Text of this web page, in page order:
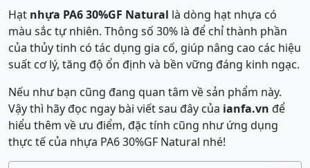
Hạt nhựa PA6 30%GF Natural là dòng hạt nhựa có
màu sắc tự nhiên. Thông số 30% là để chỉ thành phần
của thủy tinh có tác dụng gia cố, giúp nâng cao các hiệu
suất cơ lý, tăng độ ổn định và bền vững đáng kinh ngạc.
Nếu như bạn cũng đang quan tâm về sản phẩm này.
Vậy thì hãy đọc ngay bài viết sau đây của ianfa.vn để
hiểu thêm về ưu điểm, đặc tính cũng như ứng dụng
thực tế của nhựa PA6 30%GF Natural nhé!